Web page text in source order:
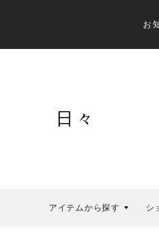
お
日々
アイテムから探す シ